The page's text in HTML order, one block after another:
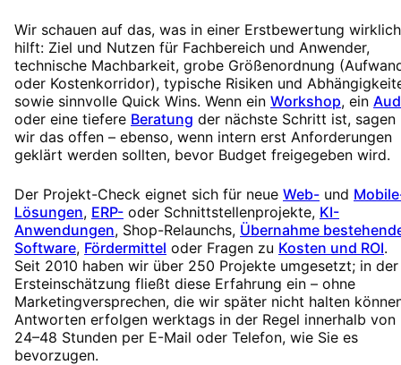
Wir schauen auf das, was in einer Erstbewertung wirklich
hilft: Ziel und Nutzen für Fachbereich und Anwender,
technische Machbarkeit, grobe Größenordnung
oder Kostenkorridor), typische Risiken und
sowie sinnvolle Quick Wins. Wenn ein Workshop, ein
oder eine tiefere Beratung der nächste Schritt ist, sagen
wir das offen – ebenso, wenn intern erst Anforderungen
geklärt werden sollten, bevor Budget freigegeben wird.
Der Projekt-Check eignet sich für neue Web- und
Lösungen, ERP- oder Schnittstellenprojekte, KI-
Anwendungen, Shop-Relaunchs, Übernahme
Software, Fördermittel oder Fragen zu Kosten und ROI.
Seit 2010 haben wir über 250 Projekte umgesetzt; in der
Ersteinschätzung fließt diese Erfahrung ein – ohne
Marketingversprechen, die wir später nicht halten
Antworten erfolgen werktags in der Regel innerhalb von
24–48 Stunden per E-Mail oder Telefon, wie Sie es
bevorzugen.